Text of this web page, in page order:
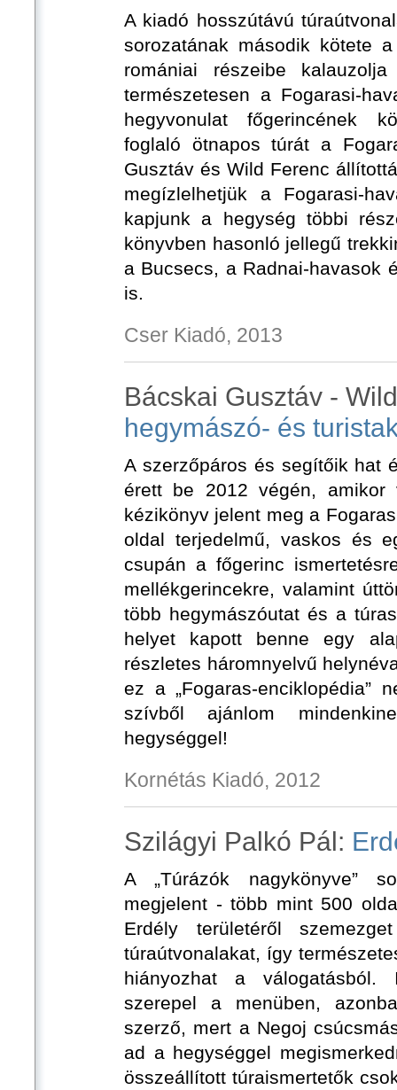
A kiadó hosszútávú
sorozatának második kötete
romániai részeibe
természetesen a Fogarasi-
hegyvonulat főgerincének
foglaló ötnapos túrát a
Gusztáv és Wild Ferenc
megízlelhetjük a Fogarasi-
kapjunk a hegység többi
könyvben hasonló jellegű
a Bucsecs, a Radnai-havasok
is.
Cser Kiadó, 2013
Bácskai Gusztáv -
hegymászó- és
A szerzőpáros és segítőik hat
érett be 2012 végén, amikor
kézikönyv jelent meg a
oldal terjedelmű, vaskos és
csupán a főgerinc
mellékgerincekre, valamint
több hegymászóutat és a
helyet kapott benne egy
részletes háromnyelvű
ez a „Fogaras-enciklopédia”
szívből ajánlom
hegységgel!
Kornétás Kiadó, 2012
Szilágyi Palkó Pál:
A „Túrázók nagykönyve”
megjelent - több mint 500
Erdély területéről
túraútvonalakat, így
hiányozhat a válogatásból.
szerepel a menüben,
szerző, mert a Negoj
ad a hegységgel
összeállított túraismertetők